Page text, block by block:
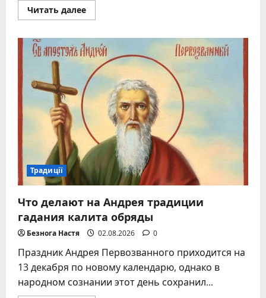
Читать далееПрочитать
больше
50
лет
женщине
что
вызовет
слезы
радости
и
изумления
Традиції
Что делают на Андрея традиции
гадания калита обряды
Безнога Настя 02.08.2026 0
Праздник Андрея Первозванного приходится на
13 декабря по новому календарю, однако в
народном сознании этот день сохранил...